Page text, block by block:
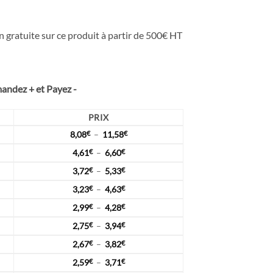
gratuite sur ce produit à partir de 500€ HT
+ et Payez -
PRIX
8,08€ – 11,58€Plage
4,61€ – 6,60€Plage
prix :
4,61€
6,60€
3,72€ – 5,33€Plage
prix :
3,72€
5,33€
3,23€ – 4,63€Plage
prix :
3,23€
4,63€
2,99€ – 4,28€Plage
prix :
2,99€
4,28€
2,75€ – 3,94€Plage
prix :
2,75€
2,67€ – 3,82€Plage
prix :
2,59€ – 3,71€Plage